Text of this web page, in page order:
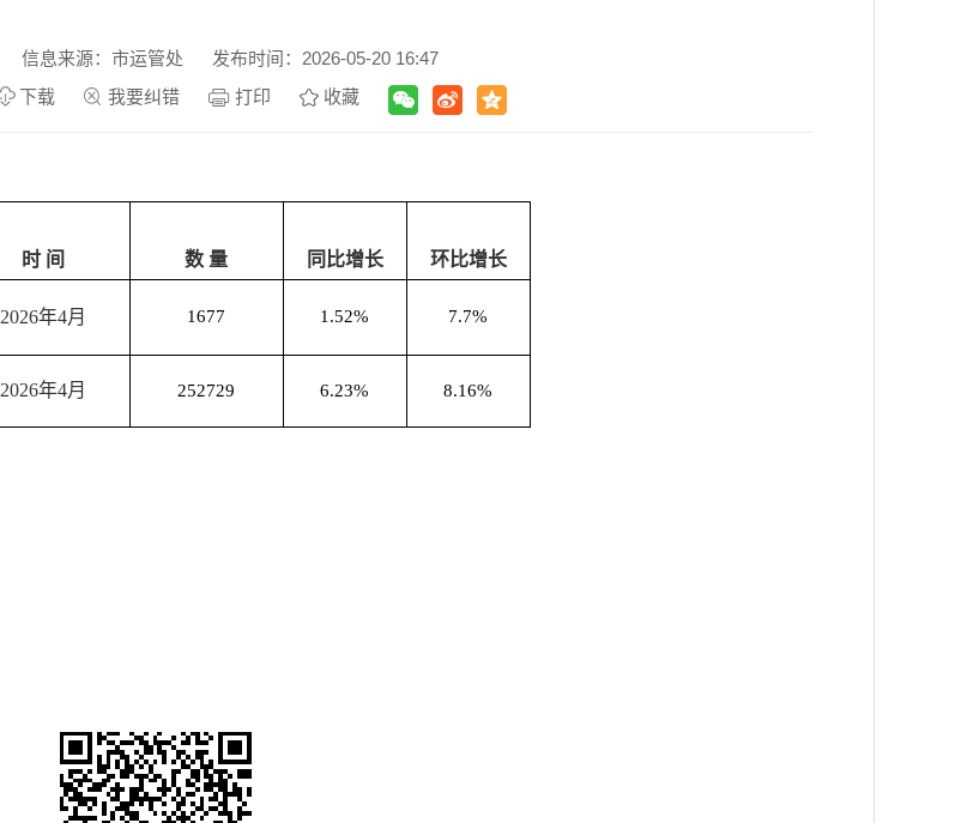
信息来源：市运管处
发布时间：2026-05-20 16:47
下载 我要纠错 打印 收藏
时 间 数 量 同比增长 环比增长
2026年4月 1677 1.52% 7.7%
2026年4月 252729 6.23% 8.16%